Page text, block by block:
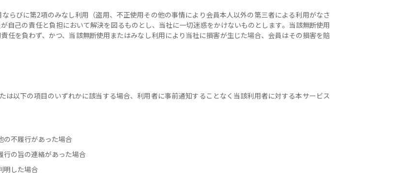
らびに第2項のみなし利用（盗用、不正使用その他の事情により会員本人以外の第三者による利用がなさ
自己の責任と負担において解決を図るものとし、当社に一切迷惑をかけないものとします。当該無断使用
任を負わず、かつ、当該無断使用またはみなし利用により当社に損害が生じた場合、会員はその損害を賠
は以下の項目のいずれかに該当する場合、利用者に事前通知することなく当該利用者に対する本サービス
の不履行があった場合
行の旨の連絡があった場合
明した場合